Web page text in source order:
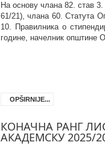
На основу члана82. став 3.
61/21), члана 60. Статута
10. Правилника о
године, начелник oпштине
OPŠIRNIJE...
КОНАЧНА РАНГ
АКАДЕМСКУ 2025/